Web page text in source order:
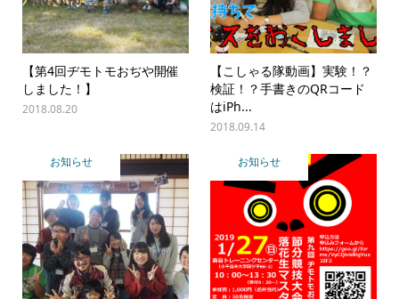
【第4回ヂモトモおぢや開催
しました！】
2018.08.20
【こしゃる隊動画】実験！？
検証！？手書きのQRコード
はiPh...
2018.09.14
お知らせ お知らせ